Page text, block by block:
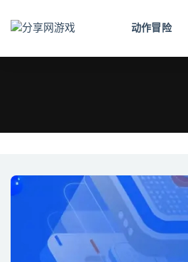
动作冒险